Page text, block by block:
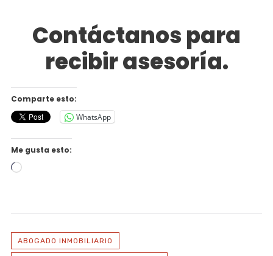
Contáctanos para
recibir asesoría.
Comparte esto:
WhatsApp
Me gusta esto:
Cargando...
ABOGADO INMOBILIARIO